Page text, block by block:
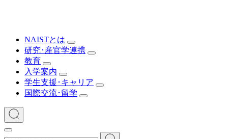
NAISTとは
研究･産官学連携
教育
入学案内
学生支援･キャリア
国際交流･留学